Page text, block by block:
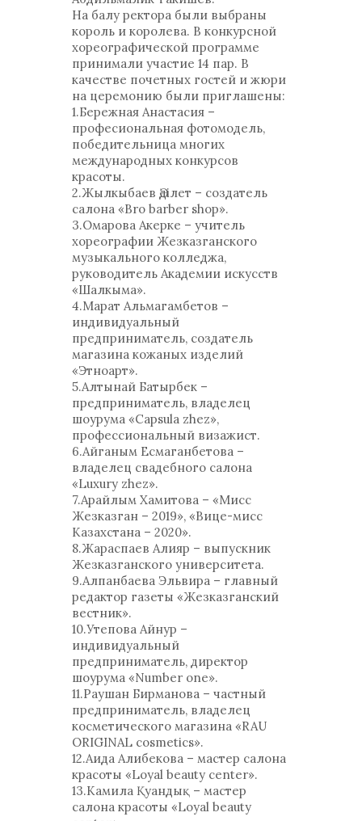
На балу ректора были выбраны
король и королева. В конкурсной
хореографической программе
принимали участие 14 пар. В
качестве почетных гостей и жюри
на церемонию были приглашены:
1.Бережная Анастасия –
професиональная фотомодель,
победительница многих
международных конкурсов
красоты.
2.Жылкыбаев Әділет – создатель
салона «Bro barber shop».
3.Омарова Акерке – учитель
хореографии Жезказганского
музыкального колледжа,
руководитель Академии искусств
«Шалкыма».
4.Марат Альмагамбетов –
индивидуальный
предприниматель, создатель
магазина кожаных изделий
«Этноарт».
5.Алтынай Батырбек –
предприниматель, владелец
шоурума «Capsula zhez»,
профессиональный визажист.
6.Айганым Есмаганбетова –
владелец свадебного салона
«Luxury zhez».
7.Арайлым Хамитова – «Мисс
Жезказган – 2019», «Вице-мисс
Казахстана – 2020».
8.Жараспаев Алияр – выпускник
Жезказганского университета.
9.Алпанбаева Эльвира – главный
редактор газеты «Жезказганский
вестник».
10.Утепова Айнур –
индивидуальный
предприниматель, директор
шоурума «Number one».
11.Раушан Бирманова – частный
предприниматель, владелец
косметического магазина «RAU
ORIGINAL cosmetics».
12.Аида Алибекова – мастер салона
красоты «Loyal beauty center».
13.Камила Қуандық – мастер
салона красоты «Loyal beauty